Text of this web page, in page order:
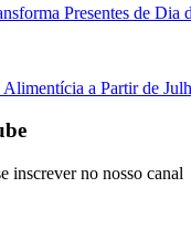
Presentes de
a Partir de
inscrever no nosso canal